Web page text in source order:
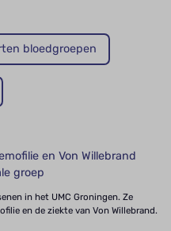
bloedgroepen
en Von Willebrand
groep
in het UMC Groningen. Ze
en de ziekte van Von Willebrand.